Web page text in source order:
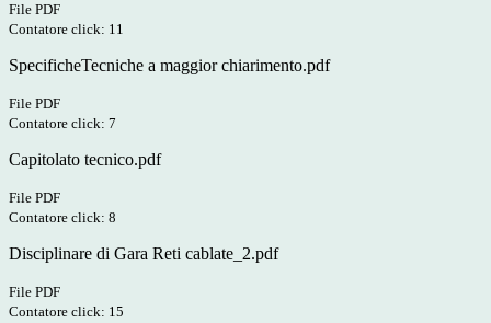
File PDF
Contatore click: 11
SpecificheTecniche a maggior chiarimento.pdf
File PDF
Contatore click: 7
Capitolato tecnico.pdf
File PDF
Contatore click: 8
Disciplinare di Gara Reti cablate_2.pdf
File PDF
Contatore click: 15